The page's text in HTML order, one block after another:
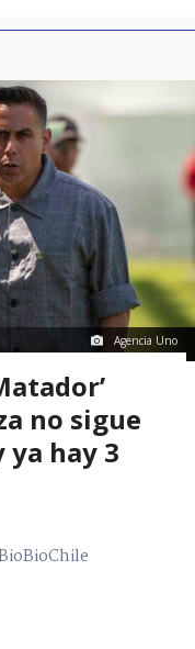
Agencia Uno
no sigue
ya hay 3